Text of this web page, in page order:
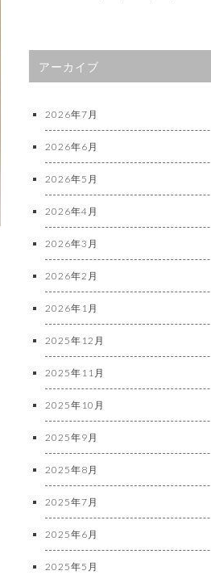
アーカイブ
2026年7月
2026年6月
2026年5月
2026年4月
2026年3月
2026年2月
2026年1月
2025年12月
2025年11月
2025年10月
2025年9月
2025年8月
2025年7月
2025年6月
2025年5月